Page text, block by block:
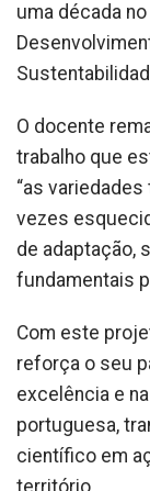
uma década
O docente
trabalho que
“as
vezes
de adaptação,
fundamentais
Com este
reforça o seu
excelência e
portuguesa,
científico em